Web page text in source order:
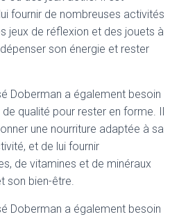
fournir de nombreuses activités
jeux de réflexion et des jouets à
son énergie et rester
Doberman a également besoin
de qualité pour rester en forme. Il
une nourriture adaptée à sa
et de lui fournir
de vitamines et de minéraux
son bien-être.
Doberman a également besoin